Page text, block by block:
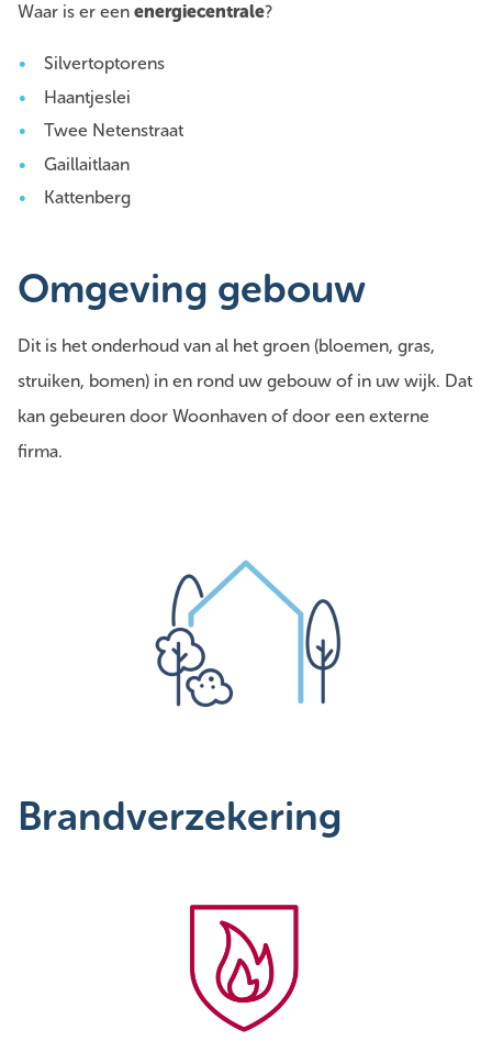
Waar is er een energiecentrale?
Silvertoptorens
Haantjeslei
Twee Netenstraat
Gaillaitlaan
Kattenberg
Omgeving gebouw
Dit is het onderhoud van al het groen (bloemen, gras,
struiken, bomen) in en rond uw gebouw of in uw wijk. Dat
kan gebeuren door Woonhaven of door een externe
firma.
Brandverzekering